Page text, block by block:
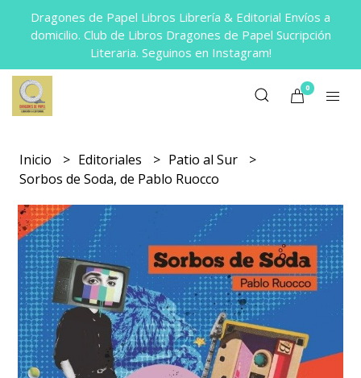
Dragones de Papel Libros Librería & Editorial Envíos a
domicilio. Club de Libros Dragones de Papel Sucripción
Literaria. Seguinos en Instagram!
0
Inicio Editoriales
Patio al Sur
Sorbos de Soda, de Pablo Ruocco